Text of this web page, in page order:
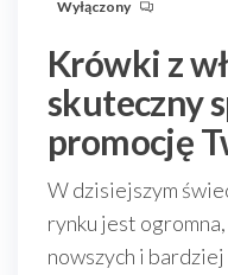
Wyłączony
Krówki z
skuteczny
promocję
W dzisiejszym
rynku jest
nowszych i